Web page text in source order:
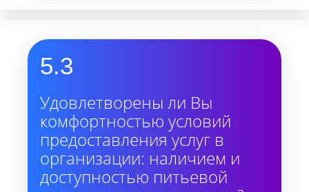
5.3
Удовлетворены ли Вы
комфортностью условий
предоставления услуг в
организации: наличием и
доступностью питьевой